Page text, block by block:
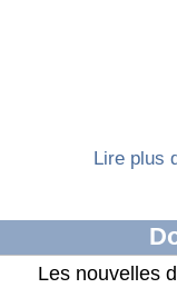
Lire plus
Les nouvelles